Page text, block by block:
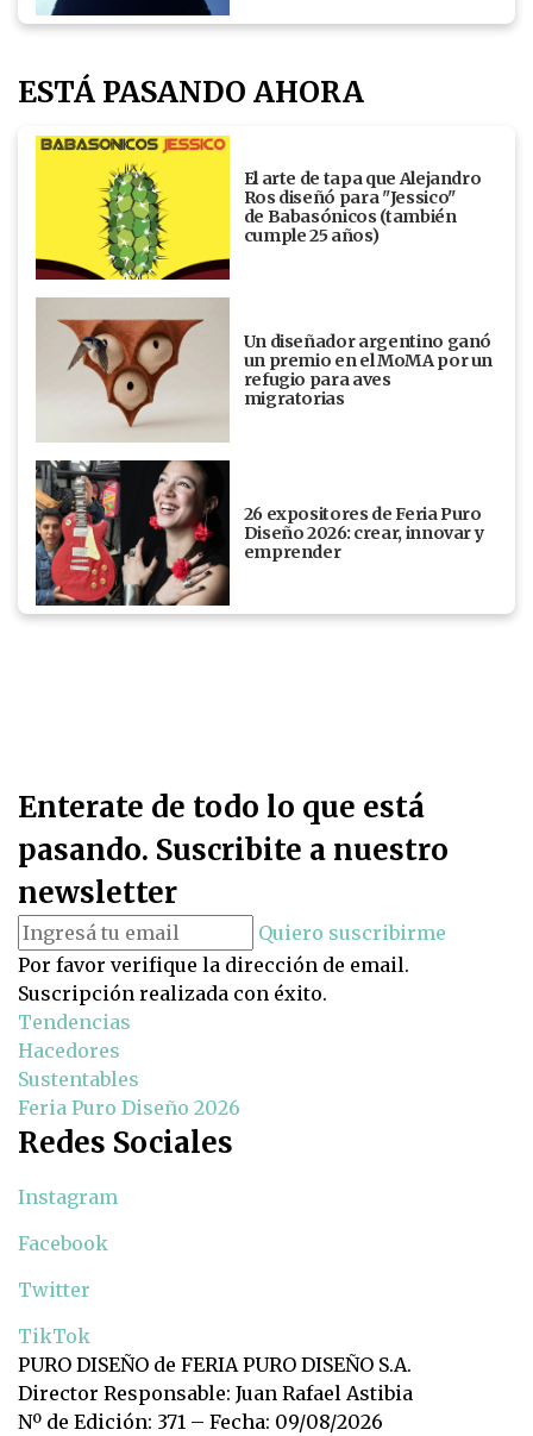
ESTÁ PASANDO AHORA
El arte de tapa que Alejandro
Ros diseñó para "Jessico"
de Babasónicos (también
cumple 25 años)
Un diseñador argentino ganó
un premio en el MoMA por un
refugio para aves
migratorias
26 expositores de Feria Puro
Diseño 2026: crear, innovar y
emprender
Enterate de todo lo que está
pasando. Suscribite a nuestro
newsletter
Quiero suscribirme
Por favor verifique la dirección de email.
Suscripción realizada con éxito.
Tendencias
Hacedores
Sustentables
Feria Puro Diseño 2026
Redes Sociales
Instagram
Facebook
Twitter
TikTok
PURO DISEÑO de FERIA PURO DISEÑO S.A.
Director Responsable: Juan Rafael Astibia
Nº de Edición: 371 – Fecha: 09/08/2026